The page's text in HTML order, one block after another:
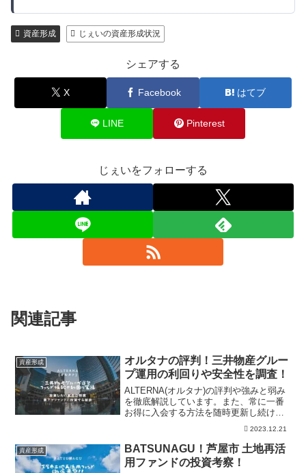
資産形成 じぇいの資産形成状況
シェアする
X Facebook はてブ
LINE Pinterest
じぇいをフォローする
関連記事
資産形成
オルタナの評判！三井物産グルー
プ運用の利回りや安全性を調査！
ALTERNA(オルタナ)の評判や強みと弱み
を徹底解説しています。また、常に一番
お得に入会する方法を随時更新し続けて
います。過去案件を全て解析し、他の不
動産投資にない激アツな特徴とは？ま
た、ALTERNA(オルタナ)のどんな案件に
投資すべきかも大公開しています。
2023.12.21
資産形成
BATSUNAGU！芦屋市 土地再活
用ファンドの投資考察！